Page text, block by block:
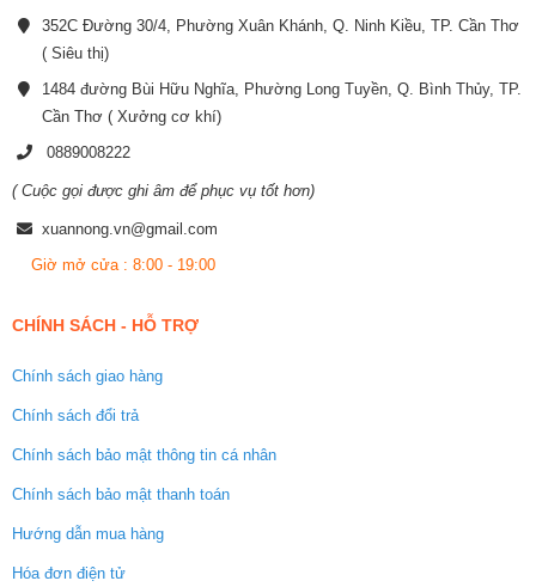
352C Đường 30/4, Phường Xuân Khánh, Q. Ninh Kiều, TP. Cần Thơ
( Siêu thị)
1484 đường Bùi Hữu Nghĩa, Phường Long Tuyền, Q. Bình Thủy, TP.
Cần Thơ ( Xưởng cơ khí)
0889008222
( Cuộc gọi được ghi âm để phục vụ tốt hơn)
xuannong.vn@gmail.com
Giờ mở cửa : 8:00 - 19:00
CHÍNH SÁCH - HỖ TRỢ
Chính sách giao hàng
Chính sách đổi trả
Chính sách bảo mật thông tin cá nhân
Chính sách bảo mật thanh toán
Hướng dẫn mua hàng
Hóa đơn điện tử